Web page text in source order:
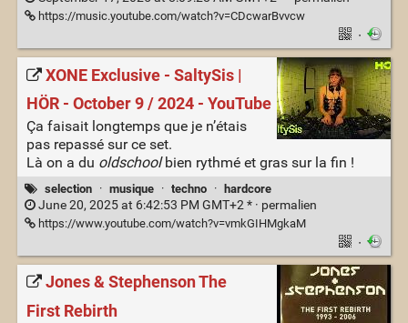
https://music.youtube.com/watch?v=CDcwarBvvcw
·
XONE Exclusive - SaltySis |
HÖR - October 9 / 2024 - YouTube
Ça faisait longtemps que je n’étais
pas repassé sur ce set.
Là on a du oldschoolbien rythmé et gras sur la fin !
selection · musique · techno · hardcore
June 20, 2025 at 6:42:53 PM GMT+2 * · permalien
https://www.youtube.com/watch?v=vmkGIHMgkaM
·
Jones & Stephenson The
First Rebirth